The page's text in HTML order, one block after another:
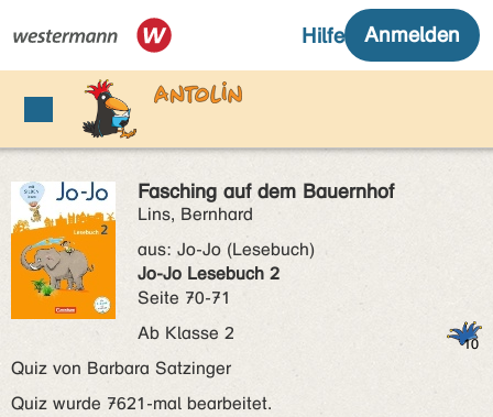
Fasching auf dem Bauernhof
Lins, Bernhard
aus: Jo-Jo (Lesebuch)
Jo-Jo Lesebuch 2
Seite 70-71
Ab Klasse 2
Quiz von Barbara Satzinger
Quiz wurde 7621-mal bearbeitet.